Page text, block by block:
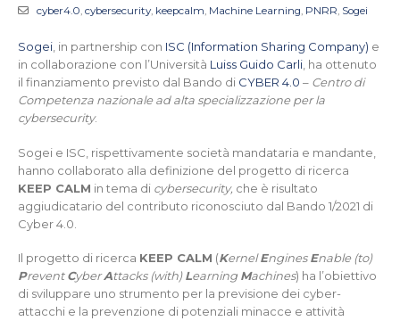
cyber4.0, cybersecurity, keepcalm, Machine Learning, PNRR, Sogei
Sogei , in partnership con ISC (Information Sharing Company) e
in collaborazione con l’Università Luiss Guido Carli , ha ottenuto
il finanziamento previsto dal Bando di CYBER 4.0 – Centro di
Competenza nazionale ad alta specializzazione per la
cybersecurity.
Sogei e ISC, rispettivamente società mandataria e mandante,
hanno collaborato alla definizione del progetto di ricerca
KEEP CALM in tema di cybersecurity, che è risultato
aggiudicatario del contributo riconosciuto dal Bando 1/2021 di
Cyber 4.0.
Il progetto di ricerca KEEP CALM (KernelEnginesEnable (to)
PreventCyberAttacks (with)LearningMachines) ha l’obiettivo
di sviluppare uno strumento per la previsione dei cyber-
attacchi e la prevenzione di potenziali minacce e attività